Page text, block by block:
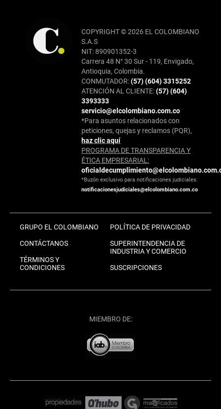
COPYRIGHT © 2026 EL COLOMBIANO
S.A.S
NIT: 890901352-3
Carrera 48 N° 30 Sur - 119, Envigado,
Antioquia, Colombia.
CONMUTADOR:(57) (604) 3315252
ATENCIÓN AL CLIENTE:(57) (604)
3393333
servicio@elcolombiano.com.co
*Para asuntos relacionados con
peticiones, quejas y reclamos (PQR),
haz clic aquí
PROGRAMA DE TRANSPARENCIA Y
ÉTICA EMPRESARIAL:
*Buzón exclusivo para notificaciones judiciales:
notificacionesjudiciales@elcolombiano.com.co
GRUPO EL COLOMBIANO
CONTÁCTANOS
TÉRMINOS Y
CONDICIONES
POLÍTICA DE PRIVACIDAD
SUPERINTENDENCIA DE
INDUSTRIA Y COMERCIO
SUSCRIPCIONES
MIEMBRO DE: